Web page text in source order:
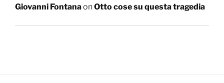
Giovanni FontanaonOtto cose su questa tragedia